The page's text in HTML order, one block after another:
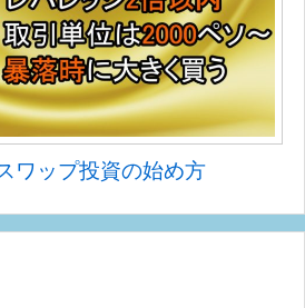
ワップ投資の始め方